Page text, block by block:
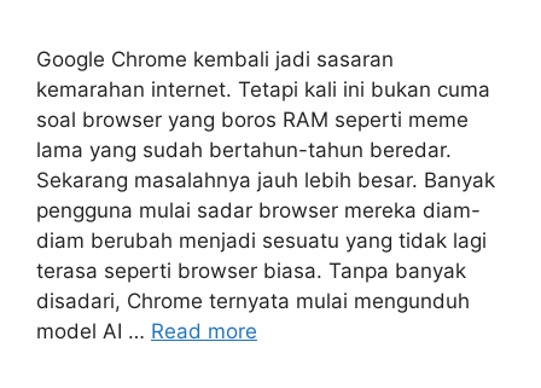
Google Chrome kembali jadi sasaran
kemarahan internet. Tetapi kali ini bukan cuma
soal browser yang boros RAM seperti meme
lama yang sudah bertahun-tahun beredar.
Sekarang masalahnya jauh lebih besar. Banyak
pengguna mulai sadar browser mereka diam-
diam berubah menjadi sesuatu yang tidak lagi
terasa seperti browser biasa. Tanpa banyak
disadari, Chrome ternyata mulai mengunduh
model AI … Read more